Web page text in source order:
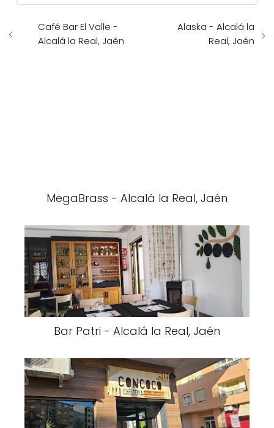
Café Bar El Valle -
Alcalá la Real, Jaén
Alaska - Alcalá la
Real, Jaén
MegaBrass - Alcalá la Real, Jaén
Bar Patri - Alcalá la Real, Jaén